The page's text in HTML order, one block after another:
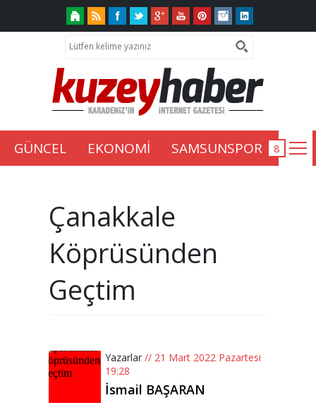
GÜNCEL EKONOMİ SAMSUNSPOR
Çanakkale
Köprüsünden
Geçtim
Yazarlar // 21 Mart 2022 Pazartesi
19:28
İsmail BAŞARAN